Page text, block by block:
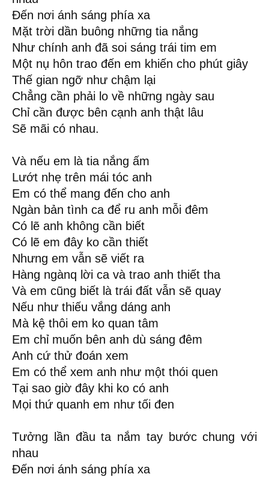
Đến nơi ánh sáng phía xa
Mặt trời dần buông những tia nắng
Như chính anh đã soi sáng trái tim em
Một nụ hôn trao đến em khiến cho phút giây
Thế gian ngỡ như chậm lại
Chẳng cần phải lo về những ngày sau
Chỉ cần được bên cạnh anh thật lâu
Sẽ mãi có nhau.
Và nếu em là tia nắng ấm
Lướt nhẹ trên mái tóc anh
Em có thể mang đến cho anh
Ngàn bản tình ca để ru anh mỗi đêm
Có lẽ anh không cần biết
Có lẽ em đây ko cần thiết
Nhưng em vẫn sẽ viết ra
Hàng ngànq lời ca và trao anh thiết tha
Và em cũng biết là trái đất vẫn sẽ quay
Nếu như thiếu vắng dáng anh
Mà kệ thôi em ko quan tâm
Em chỉ muốn bên anh dù sáng đêm
Anh cứ thử đoán xem
Em có thể xem anh như một thói quen
Tại sao giờ đây khi ko có anh
Mọi thứ quanh em như tối đen
Tưởng lần đầu ta nắm tay bước chung với
nhau
Đến nơi ánh sáng phía xa